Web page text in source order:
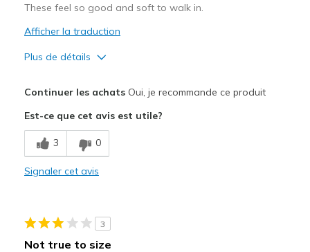
These feel so good and soft to walk in.
Afficher la traduction
Plus de détails
Breathe Well
Comfortable
Casual Wear
Continuer les achatsOui, je recommande ce produit
Est-ce que cet avis est utile?
3 0
Signaler cet avis
3
Not true to size